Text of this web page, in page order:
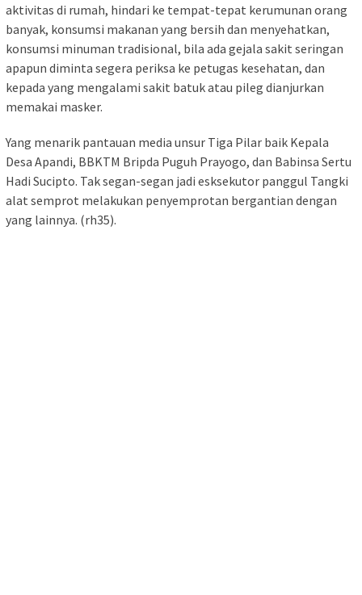
aktivitas di rumah, hindari ke tempat-tepat kerumunan orang
banyak, konsumsi makanan yang bersih dan menyehatkan,
konsumsi minuman tradisional, bila ada gejala sakit seringan
apapun diminta segera periksa ke petugas kesehatan, dan
kepada yang mengalami sakit batuk atau pileg dianjurkan
memakai masker.
Yang menarik pantauan media unsur Tiga Pilar baik Kepala
Desa Apandi, BBKTM Bripda Puguh Prayogo, dan Babinsa Sertu
Hadi Sucipto. Tak segan-segan jadi esksekutor panggul Tangki
alat semprot melakukan penyemprotan bergantian dengan
yang lainnya. (rh35).